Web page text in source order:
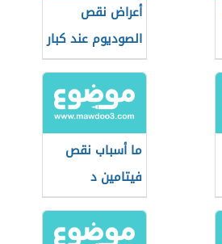
أعراض نقص
الصوديوم عند كبار
السن
ما أسباب نقص
فيتامين د